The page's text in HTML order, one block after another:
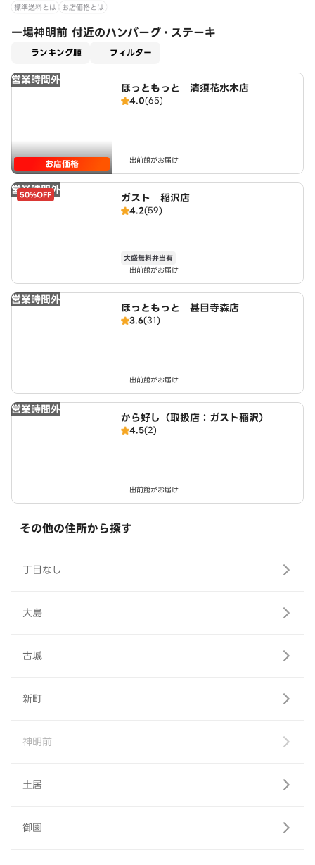
標準送料とは お店価格とは
一場神明前 付近のハンバーグ・ステーキ
ランキング順 フィルター
営業時間外
お店価格
ほっともっと 清須花水木店
4.0(65)
出前館がお届け
営業時間外
50%OFF ガスト 稲沢店
4.2(59)
大盛無料弁当有
出前館がお届け
営業時間外
ほっともっと 甚目寺森店
3.6(31)
出前館がお届け
営業時間外
から好し（取扱店：ガスト稲沢）
4.5(2)
出前館がお届け
その他の住所から探す
丁目なし
大島
古城
新町
神明前
土居
御園